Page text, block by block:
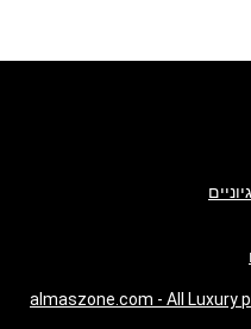
almaszone.com - All Luxury